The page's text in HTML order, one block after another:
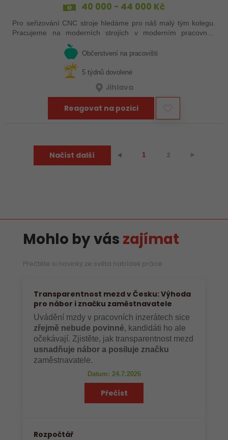
40 000 - 44 000 Kč
Pro seřizování CNC stroje hledáme pro náš malý tým kolegu.
Pracujeme na moderních strojích v moderním pracovním
prostředí. Pracovistě u Jihlavy.
Občerstvení na pracovišti
5 týdnů dovolené
Jihlava
Reagovat na pozici
Načíst další ⯇ 1 2 ⯈
Mohlo by vás zajímat
Přečtěte si novinky ze světa nabídek práce
Transparentnost mezd v Česku: Výhoda
pro nábor i značku zaměstnavatele
Uvádění mzdy v pracovních inzerátech sice
zřejmě nebude povinné, kandidáti ho ale
očekávají. Zjistěte, jak transparentnost mezd
usnadňuje nábor a posiluje značku
zaměstnavatele.
Datum: 24.7.2026
Přečíst
Rozpočtář